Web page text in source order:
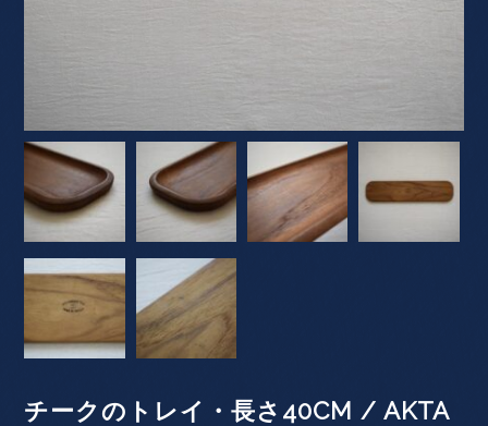
チークのトレイ・長さ40CM / AKTA